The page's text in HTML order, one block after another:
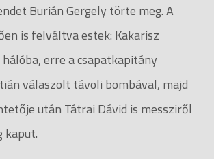
Burián Gergely törte meg. A
is felváltva estek: Kakarisz
erre a csapatkapitány
válaszolt távoli bombával, majd
után Tátrai Dávid is messziről
kaput.